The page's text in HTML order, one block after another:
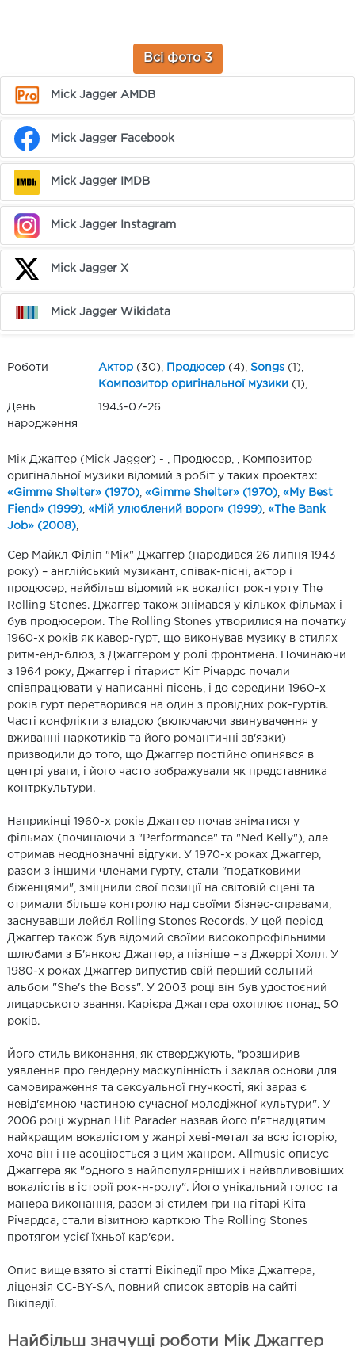
Всі фото 3
Mick Jagger AMDB
Mick Jagger Facebook
Mick Jagger IMDB
Mick Jagger Instagram
Mick Jagger X
Mick Jagger Wikidata
Роботи Актор (30), Продюсер (4), Songs (1),
Композитор оригінальної музики (1),
День
народження
1943-07-26
Мік Джаггер (Mick Jagger) - , Продюсер, , Композитор
оригінальної музики відомий з робіт у таких проектах:
«Gimme Shelter» (1970) «Gimme Shelter» (1970) «My Best
Fiend» (1999) «Мій улюблений ворог» (1999) «The Bank
Job» (2008)
Сер Майкл Філіп "Мік" Джаггер (народився 26 липня 1943
року) – англійський музикант, співак-пісні, актор і
продюсер, найбільш відомий як вокаліст рок-гурту The
Rolling Stones. Джаггер також знімався у кількох фільмах і
був продюсером. The Rolling Stones утворилися на початку
1960-х років як кавер-гурт, що виконував музику в стилях
ритм-енд-блюз, з Джаггером у ролі фронтмена. Починаючи
з 1964 року, Джаггер і гітарист Кіт Річардс почали
співпрацювати у написанні пісень, і до середини 1960-х
років гурт перетворився на один з провідних рок-гуртів.
Часті конфлікти з владою (включаючи звинувачення у
вживанні наркотиків та його романтичні зв'язки)
призводили до того, що Джаггер постійно опинявся в
центрі уваги, і його часто зображували як представника
контркультури.
Наприкінці 1960-х років Джаггер почав зніматися у
фільмах (починаючи з "Performance" та "Ned Kelly"), але
отримав неоднозначні відгуки. У 1970-х роках Джаггер,
разом з іншими членами гурту, стали "податковими
біженцями", зміцнили свої позиції на світовій сцені та
отримали більше контролю над своїми бізнес-справами,
заснувавши лейбл Rolling Stones Records. У цей період
Джаггер також був відомий своїми високопрофільними
шлюбами з Б'янкою Джаггер, а пізніше – з Джеррі Холл. У
1980-х роках Джаггер випустив свій перший сольний
альбом "She's the Boss". У 2003 році він був удостоєний
лицарського звання. Карієра Джаггера охоплює понад 50
років.
Його стиль виконання, як стверджують, "розширив
уявлення про гендерну маскулінність і заклав основи для
самовираження та сексуальної гнучкості, які зараз є
невід'ємною частиною сучасної молодіжної культури". У
2006 році журнал Hit Parader назвав його п'ятнадцятим
найкращим вокалістом у жанрі хеві-метал за всю історію,
хоча він і не асоціюється з цим жанром. Allmusic описує
Джаггера як "одного з найпопулярніших і найвпливовіших
вокалістів в історії рок-н-ролу". Його унікальний голос та
манера виконання, разом зі стилем гри на гітарі Кіта
Річардса, стали візитною карткою The Rolling Stones
протягом усієї їхньої кар'єри.
Опис вище взято зі статті Вікіпедії про Міка Джаггера,
ліцензія CC-BY-SA, повний список авторів на сайті
Вікіпедії.
Найбільш значущі роботи Мік Джаггер